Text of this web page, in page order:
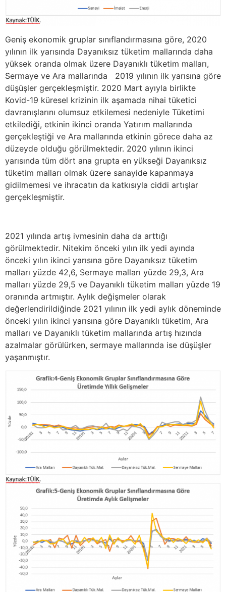
Geniş ekonomik gruplar sınıflandırmasına göre, 2020
yılının ilk yarısında Dayanıksız tüketim mallarında daha
yüksek oranda olmak üzere Dayanıklı tüketim malları,
Sermaye ve Ara mallarında 2019 yılının ilk yarısına göre
düşüşler gerçekleşmiştir. 2020 Mart ayıyla birlikte
Kovid-19 küresel krizinin ilk aşamada nihai tüketici
davranışlarını olumsuz etkilemesi nedeniyle Tüketimi
etkilediği, etkinin ikinci oranda Yatırım mallarında
gerçekleştiği ve Ara mallarında etkinin görece daha az
düzeyde olduğu görülmektedir. 2020 yılının ikinci
yarısında tüm dört ana grupta en yükseği Dayanıksız
tüketim malları olmak üzere sanayide kapanmaya
gidilmemesi ve ihracatın da katkısıyla ciddi artışlar
gerçekleşmiştir.
2021 yılında artış ivmesinin daha da arttığı
görülmektedir. Nitekim önceki yılın ilk yedi ayında
önceki yılın ikinci yarısına göre Dayanıksız tüketim
malları yüzde 42,6, Sermaye malları yüzde 29,3, Ara
malları yüzde 29,5 ve Dayanıklı tüketim malları yüzde 19
oranında artmıştır. Aylık değişmeler olarak
değerlendirildiğinde 2021 yılının ilk yedi aylık döneminde
önceki yılın ikinci yarısına göre Dayanıklı tüketim, Ara
malları ve Dayanıklı tüketim mallarında artış hızında
azalmalar görülürken, sermaye mallarında ise düşüşler
yaşanmıştır.